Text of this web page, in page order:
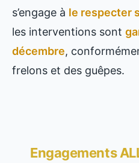
s’engage à le respecter
les interventions sont
décembre,
frelons et des guêpes.
Engagements